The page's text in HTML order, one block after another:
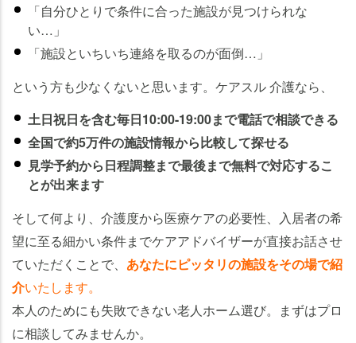
「自分ひとりで条件に合った施設が見つけられな
い…」
「施設といちいち連絡を取るのが面倒…」
という方も少なくないと思います。ケアスル 介護なら、
土日祝日を含む毎日10:00-19:00まで電話で相談できる
全国で約5万件の施設情報から比較して探せる
見学予約から日程調整まで最後まで無料で対応するこ
とが出来ます
そして何より、介護度から医療ケアの必要性、入居者の希
望に至る細かい条件までケアアドバイザーが直接お話させ
ていただくことで、 あなたにピッタリの施設をその場で紹
介いたします。
本人のためにも失敗できない老人ホーム選び。まずはプロ
に相談してみませんか。